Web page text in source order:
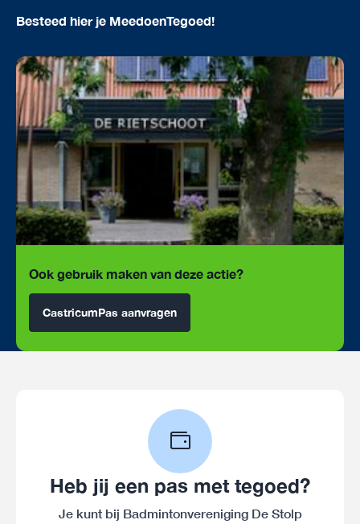
Besteed hier je MeedoenTegoed!
Ook gebruik maken van deze actie?
CastricumPas aanvragen
Heb jij een pas met tegoed?
Je kunt bij Badmintonvereniging De Stolp